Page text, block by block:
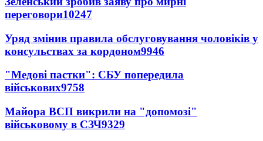
переговори10247
Уряд змінив правила обслуговування чоловіків у
консульствах за кордоном9946
"Медові пастки": СБУ попередила
військових9758
Майора ВСП викрили на "допомозі"
військовому в СЗЧ9329